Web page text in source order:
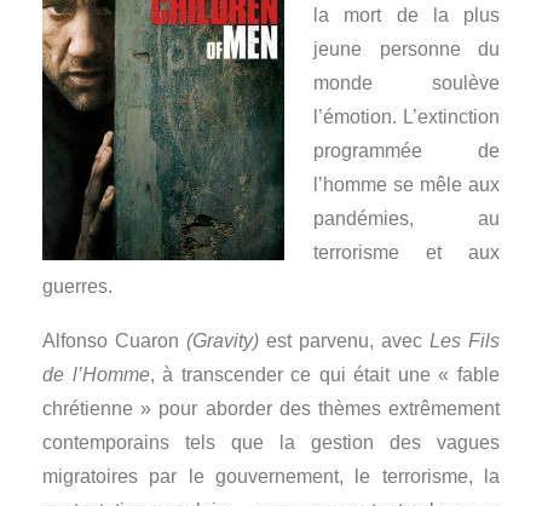
la mort de la plus
jeune personne du
monde soulève
l’émotion. L’extinction
programmée de
l’homme se mêle aux
pandémies, au
terrorisme et aux
guerres.
Alfonso Cuaron (Gravity) est parvenu, avec Les Fils
de l’Homme, à transcender ce qui était une « fable
chrétienne » pour aborder des thèmes extrêmement
contemporains tels que la gestion des vagues
migratoires par le gouvernement, le terrorisme, la